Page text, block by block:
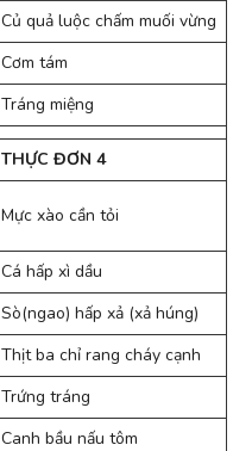
Củ quả luộc chấm muối vừng
Cơm tám
Tráng miệng
THỰC ĐƠN 4
Mực xào cần tỏi
Cá hấp xì dầu
Sò(ngao) hấp xả (xả húng)
Thịt ba chỉ rang cháy cạnh
Trứng tráng
Canh bầu nấu tôm